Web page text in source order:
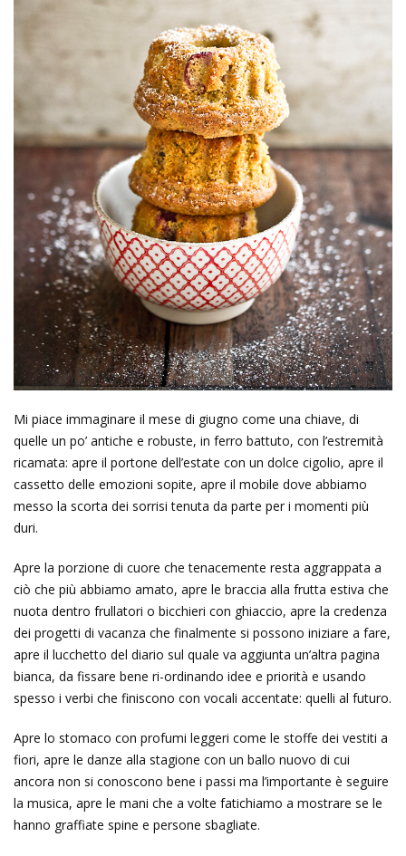
Mi piace immaginare il mese di giugno come una chiave, di
quelle un po’ antiche e robuste, in ferro battuto, con l’estremità
ricamata: apre il portone dell’estate con un dolce cigolio, apre il
cassetto delle emozioni sopite, apre il mobile dove abbiamo
messo la scorta dei sorrisi tenuta da parte per i momenti più
duri.
Apre la porzione di cuore che tenacemente resta aggrappata a
ciò che più abbiamo amato, apre le braccia alla frutta estiva che
nuota dentro frullatori o bicchieri con ghiaccio, apre la credenza
dei progetti di vacanza che finalmente si possono iniziare a fare,
apre il lucchetto del diario sul quale va aggiunta un’altra pagina
bianca, da fissare bene ri-ordinando idee e priorità e usando
spesso i verbi che finiscono con vocali accentate: quelli al futuro.
Apre lo stomaco con profumi leggeri come le stoffe dei vestiti a
fiori, apre le danze alla stagione con un ballo nuovo di cui
ancora non si conoscono bene i passi ma l’importante è seguire
la musica, apre le mani che a volte fatichiamo a mostrare se le
hanno graffiate spine e persone sbagliate.